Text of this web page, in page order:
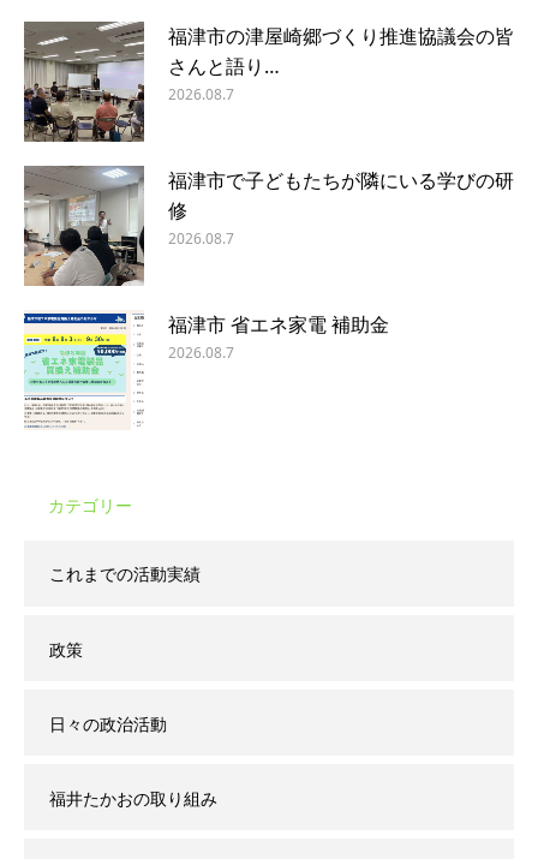
福津市の津屋崎郷づくり推進協議会の皆
さんと語り…
2026.08.7
福津市で子どもたちが隣にいる学びの研
修
2026.08.7
福津市 省エネ家電 補助金
2026.08.7
カテゴリー
これまでの活動実績
政策
日々の政治活動
福井たかおの取り組み